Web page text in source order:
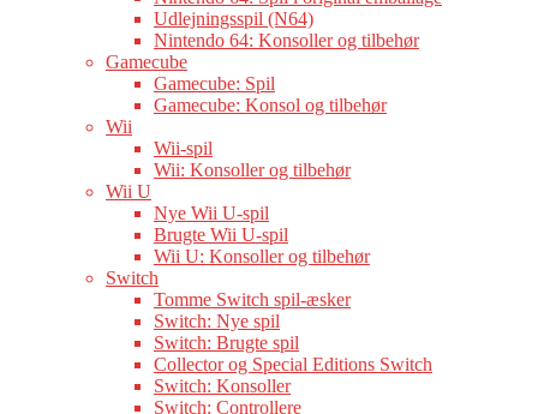
Udlejningsspil (N64)
Nintendo 64: Konsoller og tilbehør
Gamecube
Gamecube: Spil
Gamecube: Konsol og tilbehør
Wii
Wii-spil
Wii: Konsoller og tilbehør
Wii U
Nye Wii U-spil
Brugte Wii U-spil
Wii U: Konsoller og tilbehør
Switch
Tomme Switch spil-æsker
Switch: Nye spil
Switch: Brugte spil
Collector og Special Editions Switch
Switch: Konsoller
Switch: Controllere